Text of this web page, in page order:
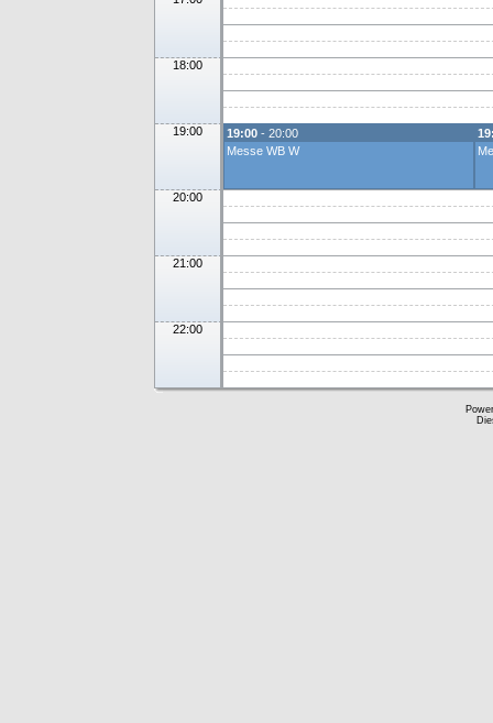
18:00
19:00 19:00 - 20:00
Messe WB W
20:00
21:00
22:00